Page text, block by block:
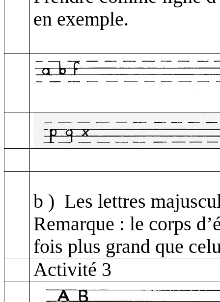
en exemple.
b ) Les lettres
Remarque : le corps
fois plus grand que
Activité 3